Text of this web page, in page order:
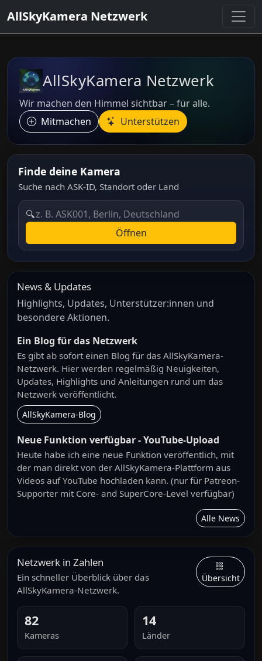
AllSkyKamera Netzwerk
AllSkyKamera Netzwerk
Wir machen den Himmel sichtbar – für alle.
Mitmachen
Unterstützen
Finde deine Kamera
Suche nach ASK-ID, Standort oder Land
🔍
Öffnen
News & Updates
Highlights, Updates, Unterstützer:innen und
besondere Aktionen.
Ein Blog für das Netzwerk
Es gibt ab sofort einen Blog für das AllSkyKamera-
Netzwerk. Hier werden regelmäßig Neuigkeiten,
Updates, Highlights und Anleitungen rund um das
Netzwerk veröffentlicht.
AllSkyKamera-Blog
Neue Funktion verfügbar - YouTube-Upload
Heute habe ich eine neue Funktion veröffentlich, mit
der man direkt von der AllSkyKamera-Plattform aus
Videos auf YouTube hochladen kann. (nur für Patreon-
Supporter mit Core- and SuperCore-Level verfügbar)
Alle News
Netzwerk in Zahlen
Ein schneller Überblick über das
AllSkyKamera-Netzwerk.
Übersicht
82
Kameras
14
Länder